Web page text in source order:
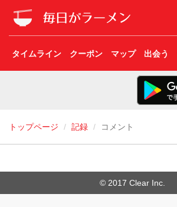
タイムライン クーポン マップ 出会う
トップページ 記録 コメント
© 2017 Clear Inc.